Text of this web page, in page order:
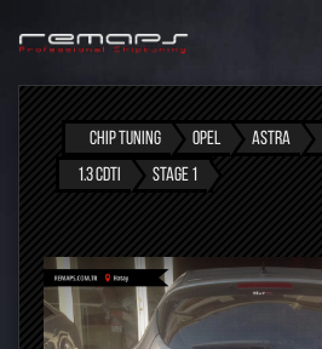
CHIP TUNING OPEL ASTRA
1.3 CDTI
STAGE 1